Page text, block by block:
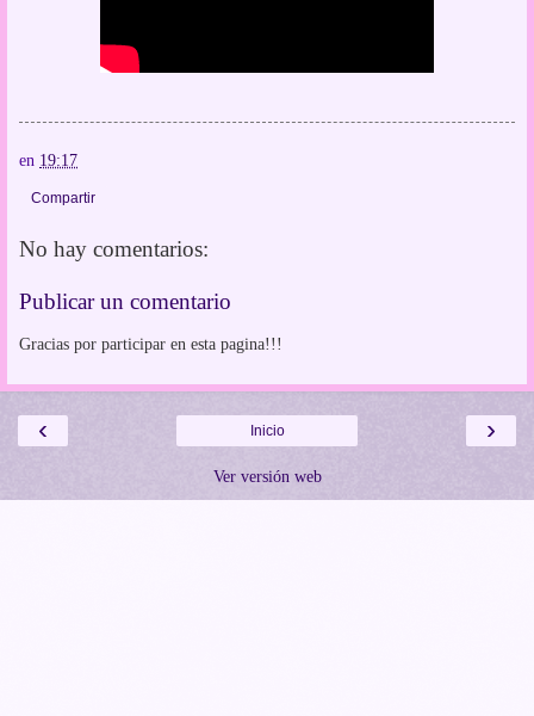
en 19:17
Compartir
No hay comentarios:
Publicar un comentario
Gracias por participar en esta pagina!!!
‹ ›
Inicio
Ver versión web